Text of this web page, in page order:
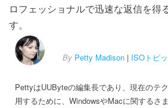
ロフェッショナルで迅速な返信を得
す。
By Petty Madison | ISOトピ
PettyはUUByteの編集長であり、現在のテ
用するために、WindowsやMacに関するさ